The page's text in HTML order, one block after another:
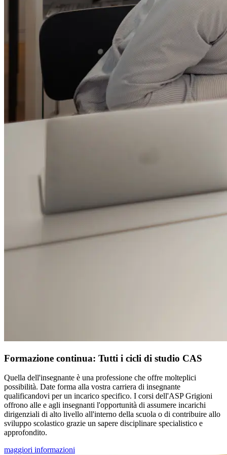
Formazione continua: Tutti i cicli di studio CAS
Quella dell'insegnante è una professione che offre molteplici
possibilità. Date forma alla vostra carriera di insegnante
qualificandovi per un incarico specifico. I corsi dell'ASP Grigioni
offrono alle e agli insegnanti l'opportunità di assumere incarichi
dirigenziali di alto livello all'interno della scuola o di contribuire allo
sviluppo scolastico grazie un sapere disciplinare specialistico e
approfondito.
maggiori informazioni